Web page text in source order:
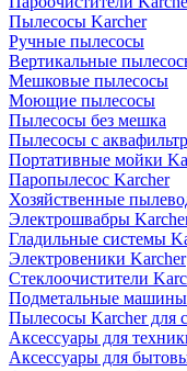
Пылесосы Karcher
Ручные пылесосы
Вертикальные
Мешковые пылесосы
Моющие пылесосы
Пылесосы без мешка
Пылесосы с
Портативные мойки
Паропылесос Karcher
Хозяйственные
Электрошвабры
Гладильные системы
Электровеники Karcher
Стеклоочистители
Подметальные
Пылесосы Karcher для
Аксессуары для
Аксессуары для